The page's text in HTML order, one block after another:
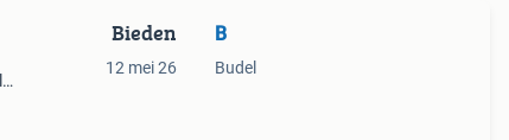
Bieden
12 mei 26
B
Budel